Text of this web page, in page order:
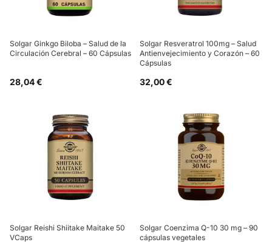
Solgar Ginkgo Biloba – Salud de la
Circulación Cerebral – 60 Cápsulas
28,04 €
Solgar Resveratrol 100mg – Salud
Antienvejecimiento y Corazón – 60
Cápsulas
32,00 €
Solgar Reishi Shiitake Maitake 50
VCaps
Solgar Coenzima Q-10 30 mg – 90
cápsulas vegetales